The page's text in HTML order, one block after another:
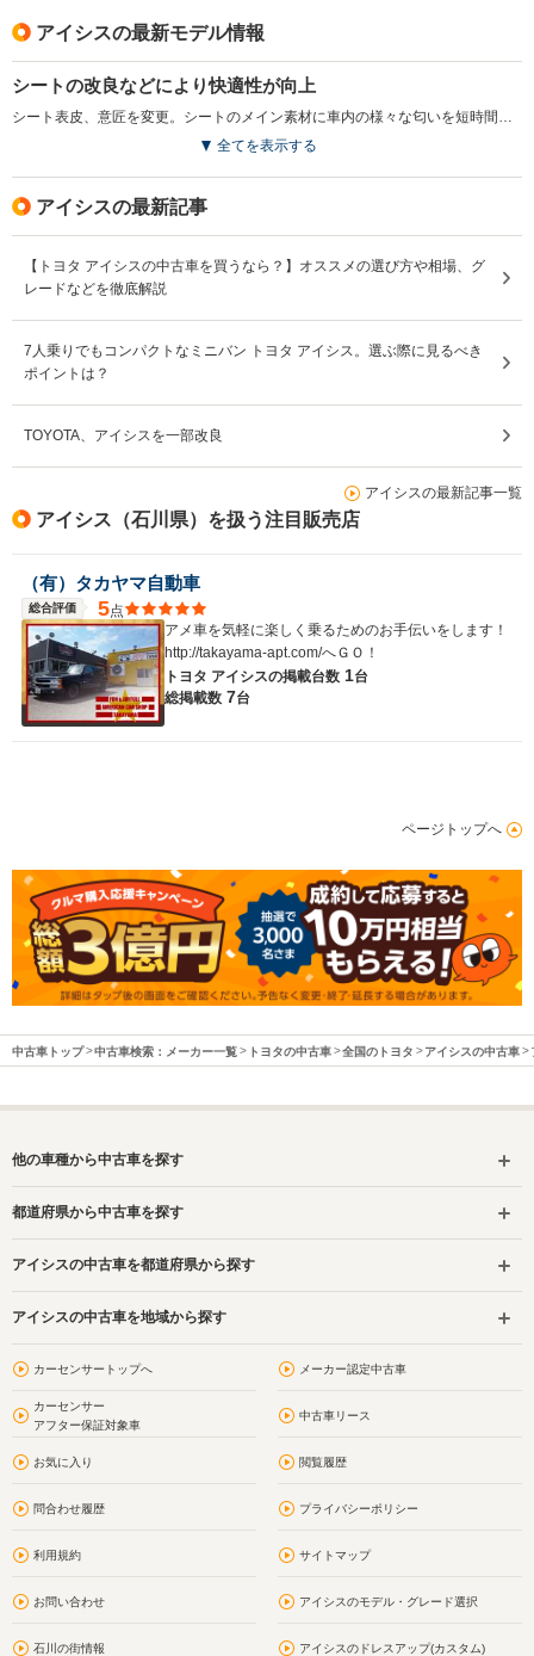
アイシスの最新モデル情報
シートの改良などにより快適性が向上
全てを表示する
アイシスの最新記事
【トヨタ アイシスの中古車を買うなら？】オススメの選び方や相場、グ
レードなどを徹底解説
7人乗りでもコンパクトなミニバン トヨタ アイシス。選ぶ際に見るべき
ポイントは？
TOYOTA、アイシスを一部改良
アイシスの最新記事一覧
アイシス（石川県）を扱う注目販売店
（有）タカヤマ自動車
総合評価 5点
アメ車を気軽に楽しく乗るためのお手伝いをします！
http://takayama-apt.com/へＧＯ！
トヨタ アイシスの掲載台数 1台
総掲載数 7台
ページトップへ
中古車トップ 中古車検索：メーカー一覧 トヨタの中古車 全国のトヨタ アイシスの中古車
他の車種から中古車を探す
都道府県から中古車を探す
アイシスの中古車を都道府県から探す
アイシスの中古車を地域から探す
カーセンサートップへ メーカー認定中古車
カーセンサー
アフター保証対象車
中古車リース
お気に入り 閲覧履歴
問合わせ履歴 プライバシーポリシー
利用規約 サイトマップ
お問い合わせ アイシスのモデル・グレード選択
石川の街情報 アイシスのドレスアップ(カスタム)